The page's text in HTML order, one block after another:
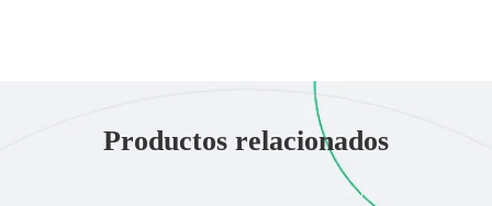
Productos relacionados